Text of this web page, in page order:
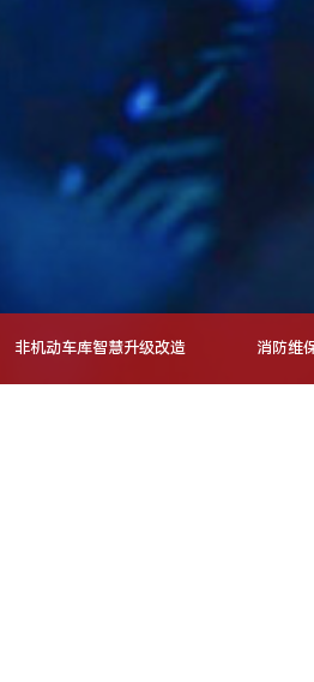
非机动车库智慧升级改造 消防维